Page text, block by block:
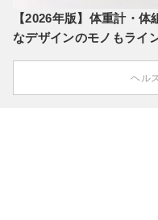
【2026年版】体重計・
なデザインのモノもライ
ヘル